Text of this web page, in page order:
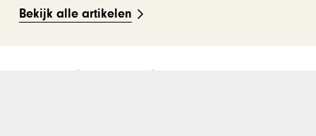
Bekijk alle artikelen
Gerelateerd nieuws